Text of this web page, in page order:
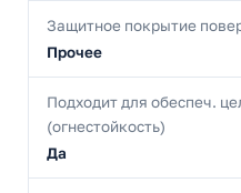
Защитное покрытие
Прочее
Подходит для обеспеч.
(огнестойкость)
Да